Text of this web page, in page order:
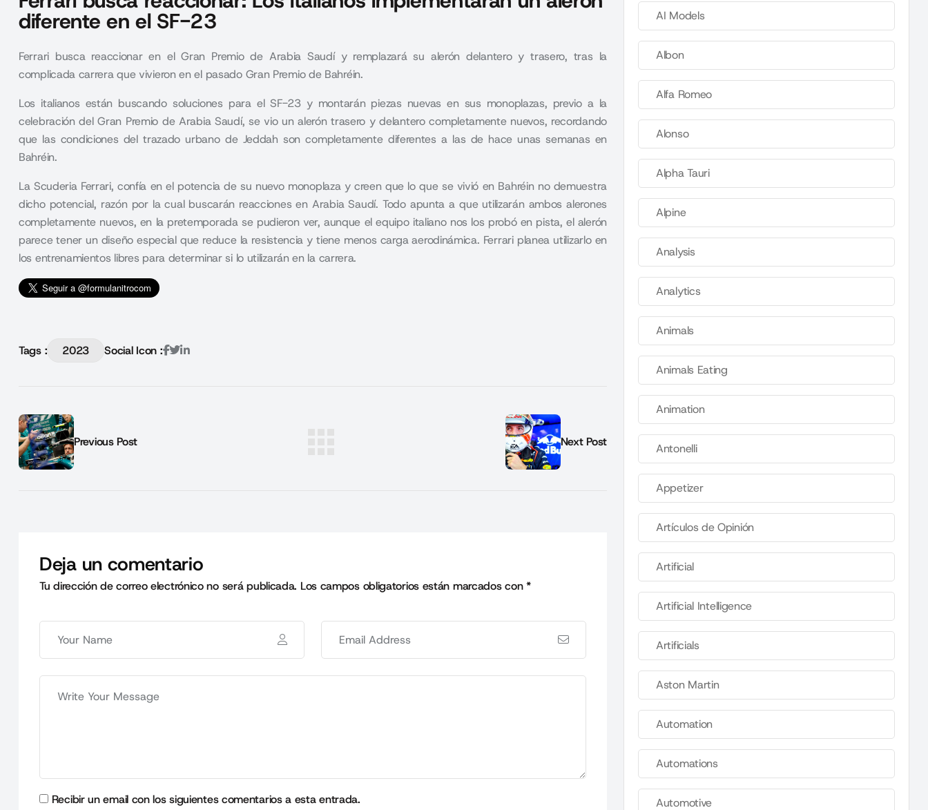
diferente en el SF-23
Ferrari busca reaccionar en el Gran Premio de Arabia Saudí y remplazará su alerón delantero y trasero, tras la
complicada carrera que vivieron en el pasado Gran Premio de Bahréin.
Los italianos están buscando soluciones para el SF-23 y montarán piezas nuevas en sus monoplazas, previo a la
celebración del Gran Premio de Arabia Saudí, se vio un alerón trasero y delantero completamente nuevos, recordando
que las condiciones del trazado urbano de Jeddah son completamente diferentes a las de hace unas semanas en
Bahréin.
La Scuderia Ferrari, confía en el potencia de su nuevo monoplaza y creen que lo que se vivió en Bahréin no demuestra
dicho potencial, razón por la cual buscarán reacciones en Arabia Saudí. Todo apunta a que utilizarán ambos alerones
completamente nuevos, en la pretemporada se pudieron ver, aunque el equipo italiano nos los probó en pista, el alerón
parece tener un diseño especial que reduce la resistencia y tiene menos carga aerodinámica. Ferrari planea utilizarlo en
los entrenamientos libres para determinar si lo utilizarán en la carrera.
Tags : 2023 Social Icon :
Previous Post Next Post
Deja un comentario
Tu dirección de correo electrónico no será publicada. Los campos obligatorios están marcados con*
Recibir un email con los siguientes comentarios a esta entrada.
AI Models
Albon
Alfa Romeo
Alonso
Alpha Tauri
Alpine
Analysis
Analytics
Animals
Animals Eating
Animation
Antonelli
Appetizer
Artículos de Opinión
Artificial
Artificial Intelligence
Artificials
Aston Martin
Automation
Automations
Automotive